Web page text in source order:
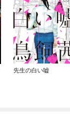
先生の白い嘘